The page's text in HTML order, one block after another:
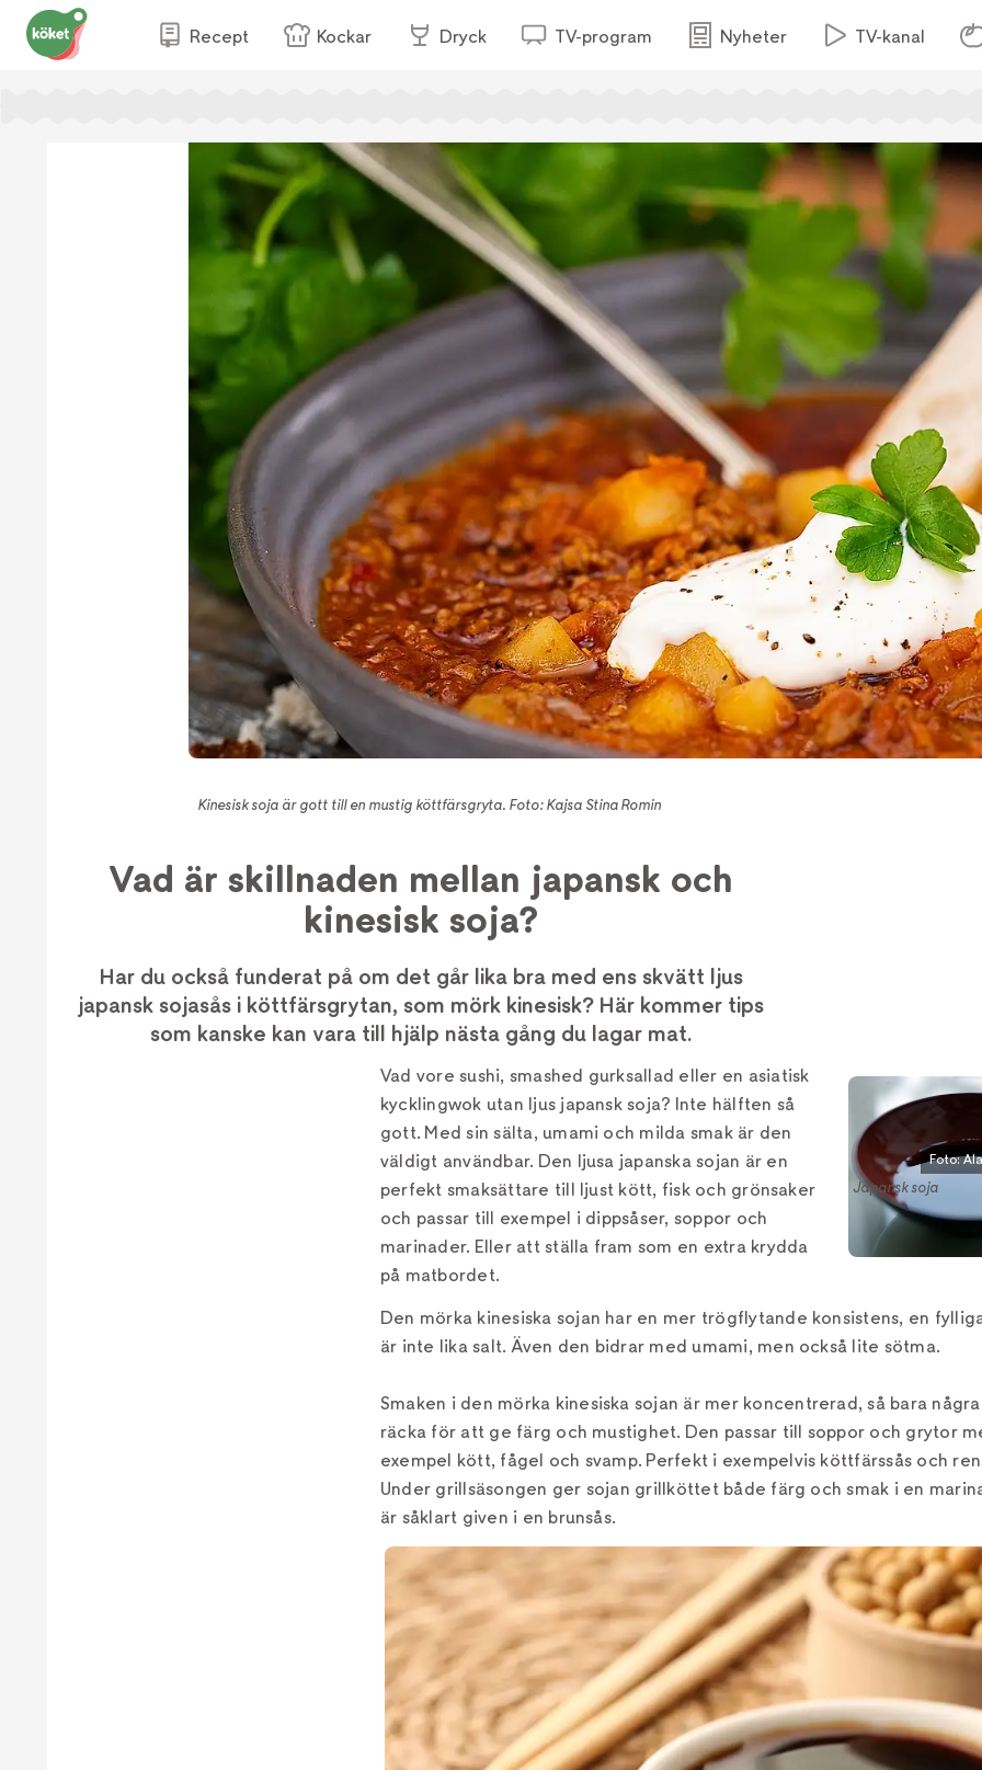
Recept Kockar Dryck TV-program Nyheter TV-kanal
Kinesisk soja är gott till en mustig köttfärsgryta. Foto: Kajsa Stina Romin
Vad är skillnaden mellan japansk och
kinesisk soja?
Har du också funderat på om det går lika bra med ens skvätt ljus
japansk sojasås i köttfärsgrytan, som mörk kinesisk? Här kommer tips
som kanske kan vara till hjälp nästa gång du lagar mat.
Japansk soja
Foto:
Vad vore sushi, smashed gurksallad eller en asiatisk
kycklingwok utan ljus japansk soja? Inte hälften så
gott. Med sin sälta, umami och milda smak är den
väldigt användbar. Den ljusa japanska sojan är en
perfekt smaksättare till ljust kött, fisk och grönsaker
och passar till exempel i dippsåser, soppor och
marinader. Eller att ställa fram som en extra krydda
på matbordet.
Den mörka kinesiska sojan har en mer trögflytande konsistens, en
är inte lika salt. Även den bidrar med umami, men också lite sötma.
Smaken i den mörka kinesiska sojan är mer koncentrerad, så bara
räcka för att ge färg och mustighet. Den passar till soppor och grytor
exempel kött, fågel och svamp. Perfekt i exempelvis köttfärssås och
Under grillsäsongen ger sojan grillköttet både färg och smak i en
är såklart given i en brunsås.